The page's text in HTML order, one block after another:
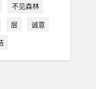
不见森林
层
诚意